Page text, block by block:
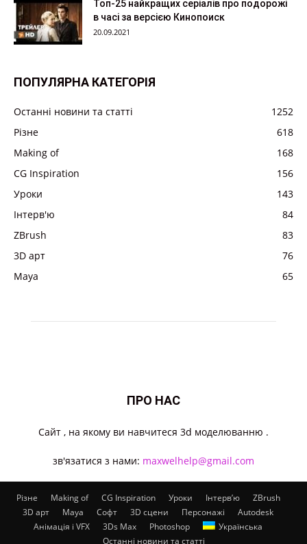
Топ-25 найкращих серіалів про подорожі
в часі за версією Кинопоиск
20.09.2021
ПОПУЛЯРНА КАТЕГОРІЯ
Останні новини та статті
1252
Різне
618
Making of
168
CG Inspiration
156
Уроки
143
Інтерв'ю
84
ZBrush
83
3D арт
76
Maya
65
ПРО НАС
Cайт , на якому ви навчитеся 3d моделюванню .
зв'язатися з нами: maxwelhelp@gmail.com
Різне Making of CG Inspiration Уроки Інтерв’ю
ZBrush
3D арт
Maya Софт 3D сцени Персонажі
Autodesk
Анімація і VFX
3Ds Max Photoshop
Українська
Останні новини та статті